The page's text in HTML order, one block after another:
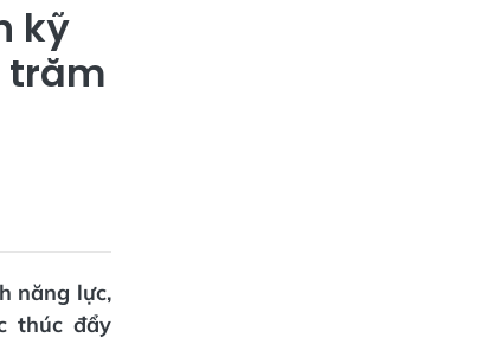
kỹ
trăm
năng lực,
thúc đẩy